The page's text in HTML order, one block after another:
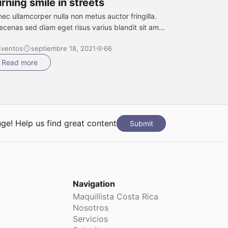
ullamcorper nulla non metus auctor fringilla.
sed diam eget risus varius blandit sit amet
sit amet non magna. Nulla vitae elit libero, a
augue. Maecenas faucibus mollis interdum.
mollis, est non commodo luctus, nisi erat
septiembre 18, 2021 66
Read more
Help us find great content Submit
Navigation
Maquillista Costa Rica
Nosotros
Servicios